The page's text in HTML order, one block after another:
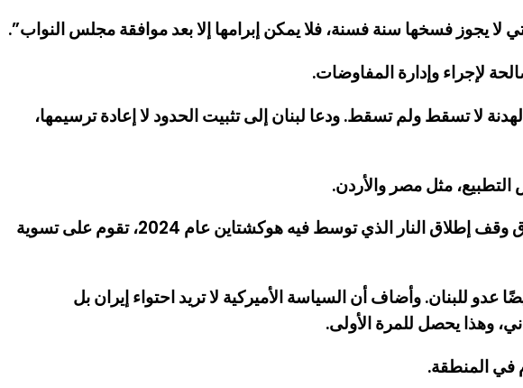
لا يجوز فسخها سنة فسنة، فلا يمكن إبرامها إلا بعد موافقة مجلس النواب”.
لإجراء وإدارة المفاوضات.
لا تسقط ولم تسقط. ودعا لبنان إلى تثبيت الحدود لا إعادة ترسيمها،
مثل مصر والأردن.
من جهته، رأى الدكتور سامي نادر أن كل أطر التسوية اللبنانية منذ عام 2006، من القرار 1701 إلى اتفاق وقف إطلاق النار الذي توسط فيه هوكشتاين عام 2024، تقوم على تسوية
للبنان. وأضاف أن السياسة الأميركية لا تريد احتواء إيران بل
وهذا يحصل للمرة الأولى.
في المنطقة.